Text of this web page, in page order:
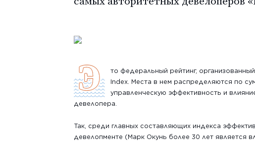
Э
то федеральный рейтинг,
Index. Места в нем распределяются по
управленческую эффективность и
девелопера.
Так, среди главных составляющих индекса
девелопменте (Марк Окунь более 30 лет является